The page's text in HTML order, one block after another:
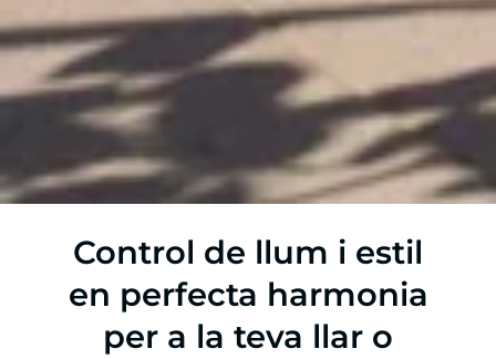
Control de llum i estil
en perfecta harmonia
per a la teva llar o